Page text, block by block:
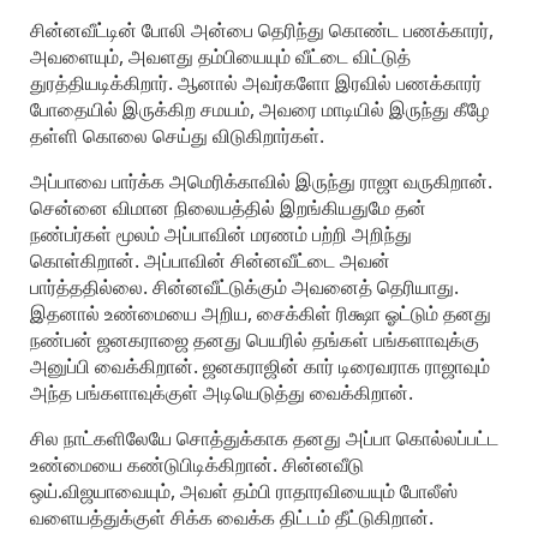
சின்னவீட்டின் போலி அன்பை தெரிந்து கொண்ட பணக்காரர்,
அவளையும், அவளது தம்பியையும் வீட்டை விட்டுத்
துரத்தியடிக்கிறார். ஆனால் அவர்களோ இரவில் பணக்காரர்
போதையில் இருக்கிற சமயம், அவரை மாடியில் இருந்து கீழே
தள்ளி கொலை செய்து விடுகிறார்கள்.
அப்பாவை பார்க்க அமெரிக்காவில் இருந்து ராஜா வருகிறான்.
சென்னை விமான நிலையத்தில் இறங்கியதுமே தன்
நண்பர்கள் மூலம் அப்பாவின் மரணம் பற்றி அறிந்து
கொள்கிறான். அப்பாவின் சின்னவீட்டை அவன்
பார்த்ததில்லை. சின்னவீட்டுக்கும் அவனைத் தெரியாது.
இதனால் உண்மையை அறிய, சைக்கிள் ரிக்ஷா ஓட்டும் தனது
நண்பன் ஜனகராஜை தனது பெயரில் தங்கள் பங்களாவுக்கு
அனுப்பி வைக்கிறான். ஜனகராஜின் கார் டிரைவராக ராஜாவும்
அந்த பங்களாவுக்குள் அடியெடுத்து வைக்கிறான்.
சில நாட்களிலேயே சொத்துக்காக தனது அப்பா கொல்லப்பட்ட
உண்மையை கண்டுபிடிக்கிறான். சின்னவீடு
ஒய்.விஜயாவையும், அவள் தம்பி ராதாரவியையும் போலீஸ்
வளையத்துக்குள் சிக்க வைக்க திட்டம் தீட்டுகிறான்.